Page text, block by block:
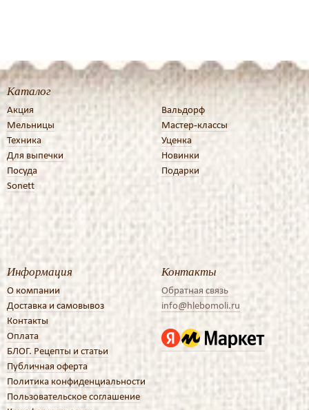
Каталог
Акция
Мельницы
Техника
Для выпечки
Посуда
Sonett
Вальдорф
Мастер-классы
Уценка
Новинки
Подарки
Информация
О компании
Доставка и самовывоз
Контакты
Оплата
БЛОГ. Рецепты и статьи
Публичная оферта
Политика конфиденциальности
Пользовательское соглашение
Контакты
Обратная связь
info@hlebomoli.ru